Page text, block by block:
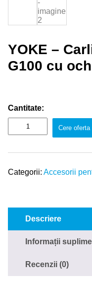
YOKE –
G100 cu
Cantitate:
Cere oferta
Categorii: Accesorii
Descriere
Informații
Recenzii (0)